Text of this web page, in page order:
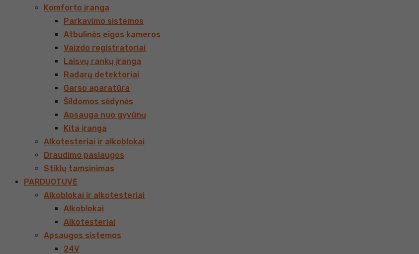
Komforto įranga
Parkavimo sistemos
Atbulinės eigos kameros
Vaizdo registratoriai
Laisvų rankų įranga
Radarų detektoriai
Garso aparatūra
Šildomos sėdynės
Apsauga nuo gyvūnų
Kita įranga
Alkotesteriai ir alkoblokai
Draudimo paslaugos
Stiklų tamsinimas
PARDUOTUVĖ
Alkoblokai ir alkotesteriai
Alkoblokai
Alkotesteriai
Apsaugos sistemos
24V